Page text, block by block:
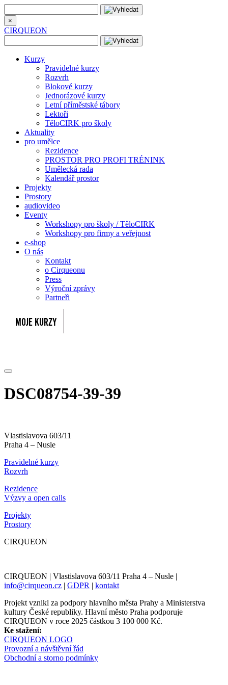
×
CIRQUEON
Kurzy
Pravidelné kurzy
Rozvrh
Blokové kurzy
Jednorázové kurzy
Letní příměstské tábory
Lektoři
TěloCIRK pro školy
Aktuality
pro umělce
Rezidence
PROSTOR PRO PROFI TRÉNINK
Umělecká rada
Kalendář prostor
Projekty
Prostory
audiovideo
Eventy
Workshopy pro školy / TěloCIRK
Workshopy pro firmy a veřejnost
e-shop
O nás
Kontakt
o Cirqueonu
Press
Výroční zprávy
Partneři
DSC08754-39-39
Vlastislavova 603/11
Praha 4 – Nusle
Pravidelné kurzy
Rozvrh
Rezidence
Výzvy a open calls
Projekty
Prostory
CIRQUEON
CIRQUEON | Vlastislavova 603/11 Praha 4 – Nusle |
info@cirqueon.cz | GDPR | kontakt
Projekt vznikl za podpory hlavního města Prahy a Ministerstva
kultury České republiky. Hlavní město Praha podporuje
CIRQUEON v roce 2025 částkou 3 100 000 Kč.
Ke stažení:
CIRQUEON LOGO
Provozní a návštěvní řád
Obchodní a storno podmínky